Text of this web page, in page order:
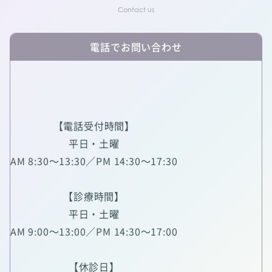
電話でお問い合わせ
【電話受付時間】
平日・土曜
AM 8:30～13:30／PM 14:30～17:30
【診療時間】
平日・土曜
AM 9:00～13:00／PM 14:30～17:00
【休診日】